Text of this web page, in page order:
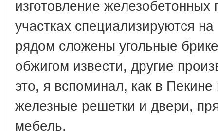
изготовление
участках специализируются
рядом сложены угольные
обжигом извести, другие
это, я вспоминал, как в
железные решетки и двери,
мебель.